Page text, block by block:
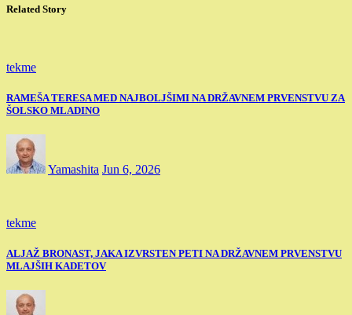
Related Story
tekme
RAMEŠA TERESA MED NAJBOLJŠIMI NA DRŽAVNEM PRVENSTVU ZA
ŠOLSKO MLADINO
Yamashita Jun 6, 2026
tekme
ALJAŽ BRONAST, JAKA IZVRSTEN PETI NA DRŽAVNEM PRVENSTVU
MLAJŠIH KADETOV